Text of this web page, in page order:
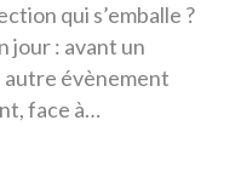
qui s’emballe ?
jour : avant un
évènement
face à…